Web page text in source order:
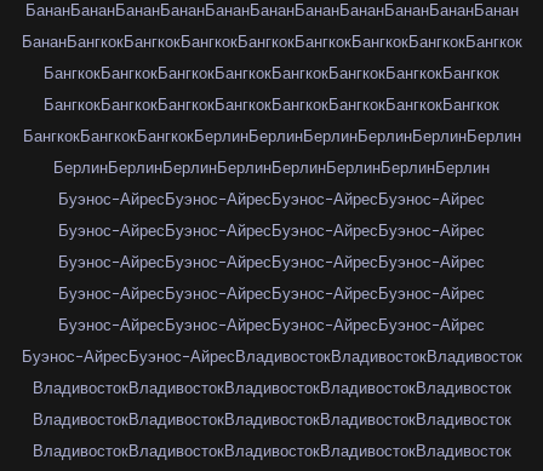
БананБананБананБананБананБананБананБананБананБананБанан
БананБангкокБангкокБангкокБангкокБангкокБангкокБангкокБангкок
БангкокБангкокБангкокБангкокБангкокБангкокБангкокБангкок
БангкокБангкокБангкокБангкокБангкокБангкокБангкокБангкок
БангкокБангкокБангкокБерлинБерлинБерлинБерлинБерлинБерлин
БерлинБерлинБерлинБерлинБерлинБерлинБерлинБерлин
Буэнос-АйресБуэнос-АйресБуэнос-АйресБуэнос-Айрес
Буэнос-АйресБуэнос-АйресБуэнос-АйресБуэнос-Айрес
Буэнос-АйресБуэнос-АйресБуэнос-АйресБуэнос-Айрес
Буэнос-АйресБуэнос-АйресБуэнос-АйресБуэнос-Айрес
Буэнос-АйресБуэнос-АйресБуэнос-АйресБуэнос-Айрес
Буэнос-АйресБуэнос-АйресВладивостокВладивостокВладивосток
ВладивостокВладивостокВладивостокВладивостокВладивосток
ВладивостокВладивостокВладивостокВладивостокВладивосток
ВладивостокВладивостокВладивостокВладивостокВладивосток